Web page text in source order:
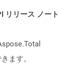
リリース ノート
ます。